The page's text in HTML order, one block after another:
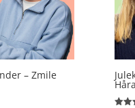
– Zmile